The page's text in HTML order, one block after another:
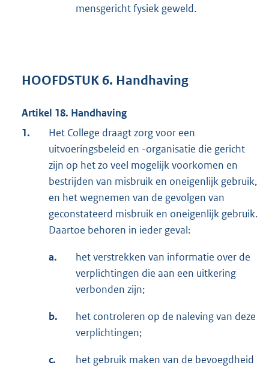
mensgericht fysiek geweld.
HOOFDSTUK 6. Handhaving
Artikel 18. Handhaving
1.
Het College draagt zorg voor een
uitvoeringsbeleid en -organisatie die gericht
zijn op het zo veel mogelijk voorkomen en
bestrijden van misbruik en oneigenlijk gebruik,
en het wegnemen van de gevolgen van
geconstateerd misbruik en oneigenlijk gebruik.
Daartoe behoren in ieder geval:
a.
het verstrekken van informatie over de
verplichtingen die aan een uitkering
verbonden zijn;
b.
het controleren op de naleving van deze
verplichtingen;
c.
het gebruik maken van de bevoegdheid